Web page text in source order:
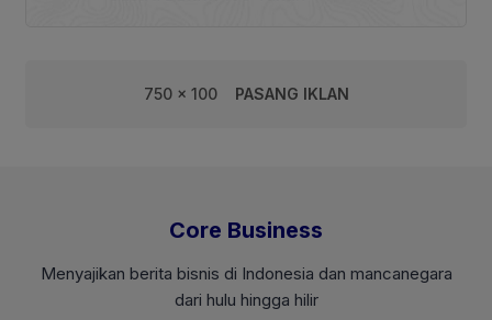
750 x 100 PASANG IKLAN
Core Business
Menyajikan berita bisnis di Indonesia dan mancanegara
dari hulu hingga hilir